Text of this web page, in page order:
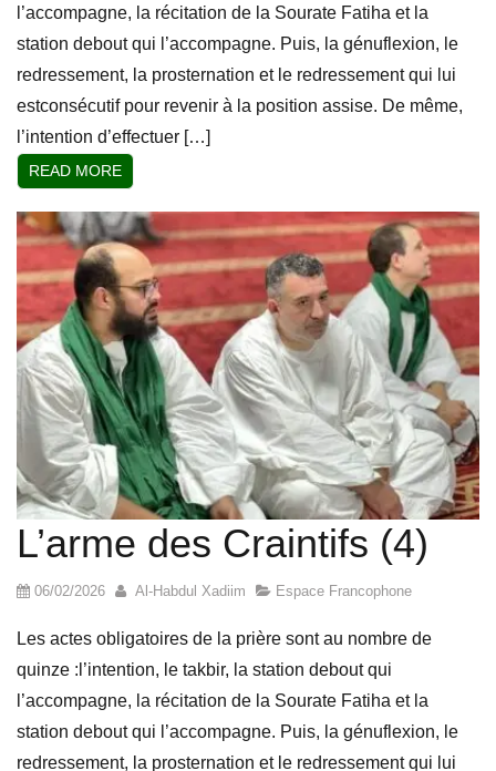
l’accompagne, la récitation de la Sourate Fatiha et la
station debout qui l’accompagne. Puis, la génuflexion, le
redressement, la prosternation et le redressement qui lui
estconsécutif pour revenir à la position assise. De même,
l’intention d’effectuer […]
READ MORE
L’arme des Craintifs (4)
06/02/2026 Al-Habdul Xadiim Espace Francophone
Les actes obligatoires de la prière sont au nombre de
quinze :l’intention, le takbir, la station debout qui
l’accompagne, la récitation de la Sourate Fatiha et la
station debout qui l’accompagne. Puis, la génuflexion, le
redressement, la prosternation et le redressement qui lui